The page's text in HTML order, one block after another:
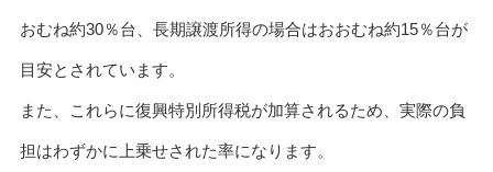
おむね約30％台、長期譲渡所得の場合はおおむね約15％台が
目安とされています。
また、これらに復興特別所得税が加算されるため、実際の負
担はわずかに上乗せされた率になります。